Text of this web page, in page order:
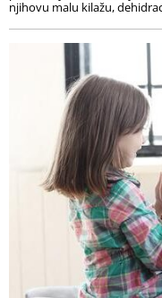
njihovu malu kilažu,